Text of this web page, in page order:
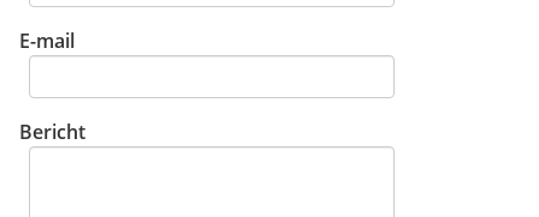
E-mail
Bericht